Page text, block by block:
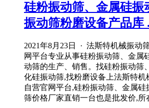
硅粉振动筛、金属硅振
振动筛粉磨设备产品库
2021年8月23日 · 法斯特机械振动
网平台专业从事硅粉振动筛、金属
动筛的生产、销售。找硅粉振动筛
化硅振动筛,找粉磨设备上法斯特机
自营官网平台,硅粉振动筛、金属
筛价格厂家直销一台也是批发价,所